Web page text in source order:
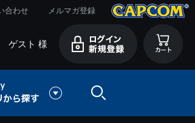
合わせ メルマガ登録
ゲスト 様